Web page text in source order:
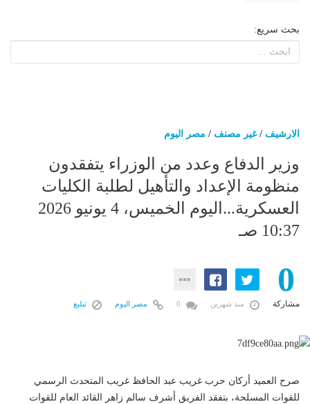
بحث سريع:
الارشيف /غير مصنف / مصر اليوم
وزير الدفاع وعدد من الوزراء يتفقدون
منظومة الإعداد والتأهيل لطلبة الكليات
العسكرية...اليوم الخميس، 4 يونيو 2026
10:37 صـ
0
مشاركة منذ شهرين مصر اليوم تبليغ
صرح العميد أركان حرب غريب عبد الحافظ غريب المتحدث الرسمي
للقوات المسلحة، بتفقد الفريق أشرف سالم زاهر القائد العام للقوات